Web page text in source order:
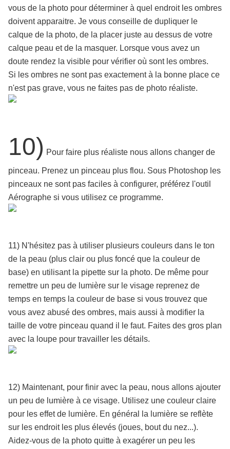
vous de la photo pour déterminer à quel endroit les ombres
doivent apparaitre. Je vous conseille de dupliquer le
calque de la photo, de la placer juste au dessus de votre
calque peau et de la masquer. Lorsque vous avez un
doute rendez la visible pour vérifier où sont les ombres.
Si les ombres ne sont pas exactement à la bonne place ce
n'est pas grave, vous ne faites pas de photo réaliste.
10) Pour faire plus réaliste nous allons changer de
pinceau. Prenez un pinceau plus flou. Sous Photoshop les
pinceaux ne sont pas faciles à configurer, préférez l'outil
Aérographe si vous utilisez ce programme.
11) N'hésitez pas à utiliser plusieurs couleurs dans le ton
de la peau (plus clair ou plus foncé que la couleur de
base) en utilisant la pipette sur la photo. De même pour
remettre un peu de lumière sur le visage reprenez de
temps en temps la couleur de base si vous trouvez que
vous avez abusé des ombres, mais aussi à modifier la
taille de votre pinceau quand il le faut. Faites des gros plan
avec la loupe pour travailler les détails.
12) Maintenant, pour finir avec la peau, nous allons ajouter
un peu de lumière à ce visage. Utilisez une couleur claire
pour les effet de lumière. En général la lumière se reflète
sur les endroit les plus élevés (joues, bout du nez...).
Aidez-vous de la photo quitte à exagérer un peu les